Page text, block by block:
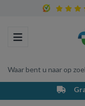
Toggle navigation
Waar bent u naar op